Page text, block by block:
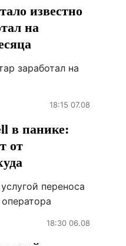
известно
на
заработал на
18:15 07.08
в панике:
от
переноса
18:30 06.08